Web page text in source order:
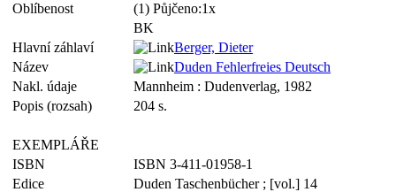
Oblíbenost
(1) Půjčeno:1x
BK
Hlavní záhlaví
Berger, Dieter
Název
Duden Fehlerfreies Deutsch
Nakl. údaje
Mannheim : Dudenverlag, 1982
Popis (rozsah)
204 s.
EXEMPLÁŘE
ISBN
ISBN 3-411-01958-1
Edice
Duden Taschenbücher ; [vol.] 14